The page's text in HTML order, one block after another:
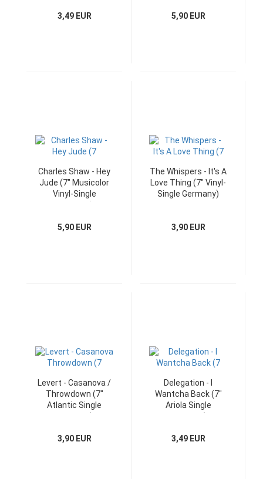
3,49 EUR 5,90 EUR
Charles Shaw - Hey
Jude (7" Musicolor
Vinyl-Single
5,90 EUR
The Whispers - It's A
Love Thing (7" Vinyl-
Single Germany)
3,90 EUR
Levert - Casanova /
Throwdown (7"
Atlantic Single
3,90 EUR
Delegation - I
Wantcha Back (7"
Ariola Single
3,49 EUR